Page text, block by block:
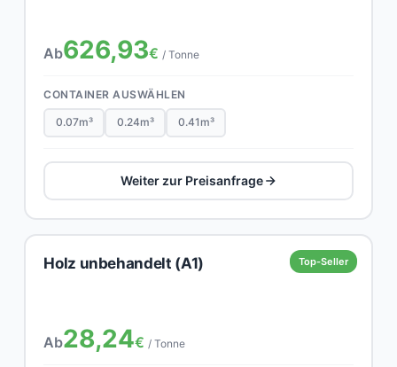
Ab626,93€ / Tonne
CONTAINER AUSWÄHLEN
0.07m³ 0.24m³ 0.41m³
Weiter zur Preisanfrage
Top-Seller
Holz unbehandelt (A1)
Ab28,24€ / Tonne